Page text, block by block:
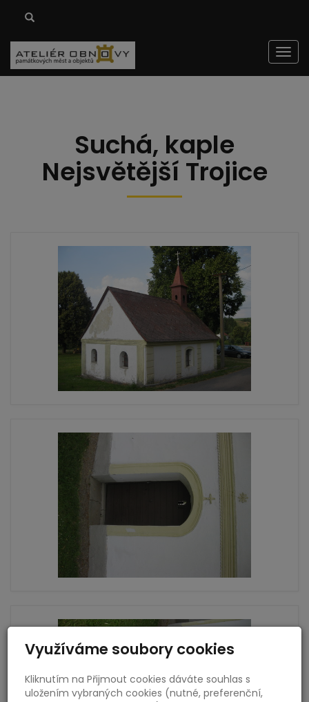
Suchá, kaple
Nejsvětější Trojice
Využíváme soubory cookies
Kliknutím na Přijmout cookies dáváte souhlas s
uložením vybraných cookies (nutné, preferenční,